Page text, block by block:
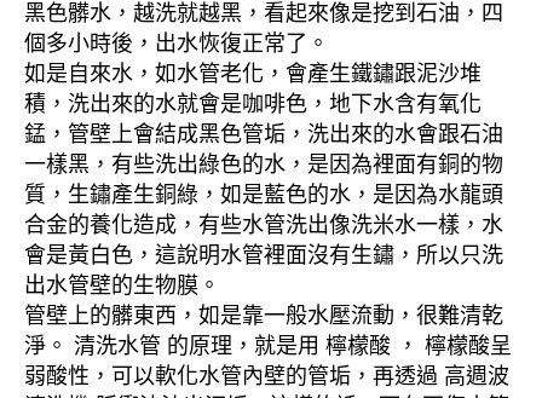
黑色髒水，越洗就越黑，看起來像是挖到石油，四
個多小時後，出水恢復正常了。
如是自來水，如水管老化，會產生鐵鏽跟泥沙堆
積，洗出來的水就會是咖啡色，地下水含有氧化
錳，管壁上會結成黑色管垢，洗出來的水會跟石油
一樣黑，有些洗出綠色的水，是因為裡面有銅的物
質，生鏽產生銅綠，如是藍色的水，是因為水龍頭
合金的養化造成，有些水管洗出像洗米水一樣，水
會是黃白色，這說明水管裡面沒有生鏽，所以只洗
出水管壁的生物膜。
管壁上的髒東西，如是靠一般水壓流動，很難清乾
淨。 清洗水管 的原理，就是用 檸檬酸 ， 檸檬酸呈
弱酸性，可以軟化水管內壁的管垢，再透過 高週波